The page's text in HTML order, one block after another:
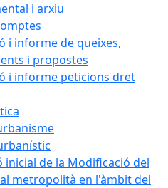
i arxiu
i informe de queixes,
i propostes
i informe peticions dret
inicial de la Modificació del
metropolità en l'àmbit del